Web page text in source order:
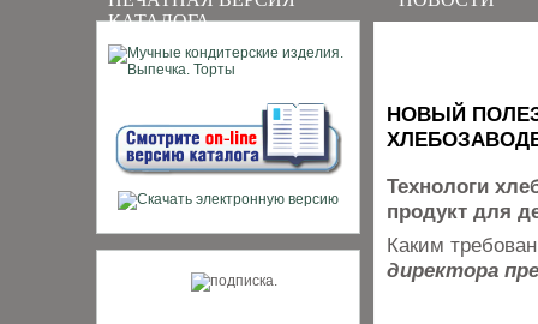
КАТАЛОГА
НОВЫЙ
Технологи
продукт для
Каким
директора